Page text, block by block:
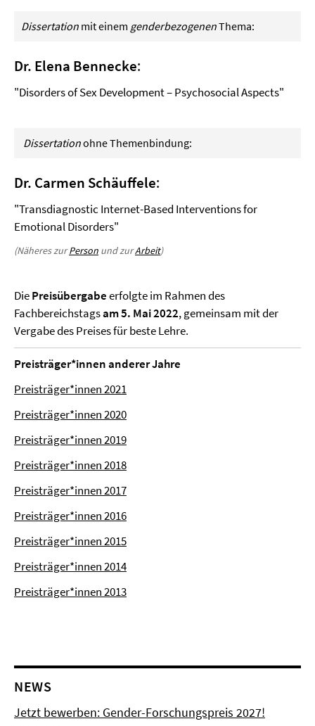
Dissertation mit einem genderbezogenenThema:
Dr. Elena Bennecke:
"Disorders of Sex Development – Psychosocial Aspects"
Dissertationohne Themenbindung:
Dr. Carmen Schäuffele:
"Transdiagnostic Internet-Based Interventions for
Emotional Disorders"
(Näheres zurPerson und zurArbeit)
DiePreisübergabeerfolgte im Rahmen des
Fachbereichstagsam 5. Mai 2022, gemeinsam mit der
Vergabe des Preises für beste Lehre.
Preisträger*innen anderer Jahre
Preisträger*innen 2021
Preisträger*innen 2020
Preisträger*innen 2019
Preisträger*innen 2018
Preisträger*innen 2017
Preisträger*innen 2016
Preisträger*innen 2015
Preisträger*innen 2014
Preisträger*innen 2013
NEWS
Jetzt bewerben: Gender-Forschungspreis 2027!